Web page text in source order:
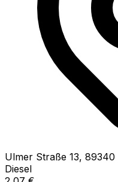
Ulmer Straße 13, 89340
Diesel